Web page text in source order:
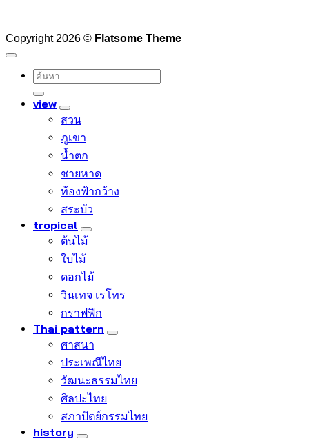
Copyright 2026 © Flatsome Theme
ค้นหา:
view
สวน
ภูเขา
น้ำตก
ชายหาด
ท้องฟ้ากว้าง
สระบัว
tropical
ต้นไม้
ใบไม้
ดอกไม้
วินเทจ เรโทร
กราฟฟิก
Thai pattern
ศาสนา
ประเพณีไทย
วัฒนะธรรมไทย
ศิลปะไทย
สภาปัตย์กรรมไทย
history